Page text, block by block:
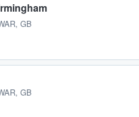
GB
GB